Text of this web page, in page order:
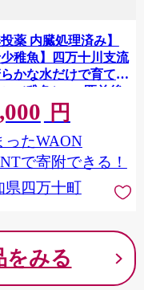
投薬 内臓処理済み】
少稚魚】四万十川支流
かな水だけで育てた
ご（稚魚）100匹前後
）冷凍／Eay-09 お
希少 アメゴ アマゴ
めご あまご 川魚 稚魚
円
ったWAON
で寄附できる！
県四万十町
をみる